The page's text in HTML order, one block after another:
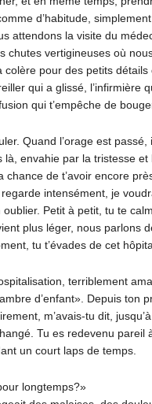
d’habitude,
attendons la visite du
chutes vertigineuses où
colère pour des petits
qui a glissé, l’infirmière
qui t’empêche de
Quand l’orage est
envahie par la tristesse et
chance de t’avoir encore
intensément, je
Petit à petit, tu te
plus léger, nous parlons
tu t’évades de cet
terriblement
d’enfant». Depuis ton
m’avais-tu dit,
Tu es redevenu pareil
un court laps de temps.
longtemps?»